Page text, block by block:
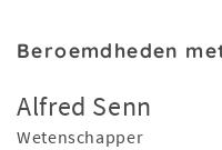
Beroemdheden
Alfred Senn
Wetenschapper